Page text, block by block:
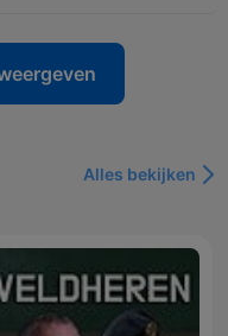
Alles bekijken